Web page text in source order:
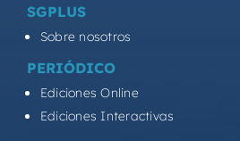
SGPLUS
Sobre nosotros
PERIÓDICO
Ediciones Online
Ediciones Interactivas